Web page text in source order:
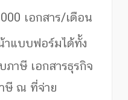
เอกสาร/เดือน
าแบบฟอร์มได้ทั้ง
ภาษี เอกสารธุรกิจ
ษี ณ ที่จ่าย